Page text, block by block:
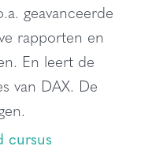
geavanceerde
rapporten en
En leert de
van DAX. De
cursus